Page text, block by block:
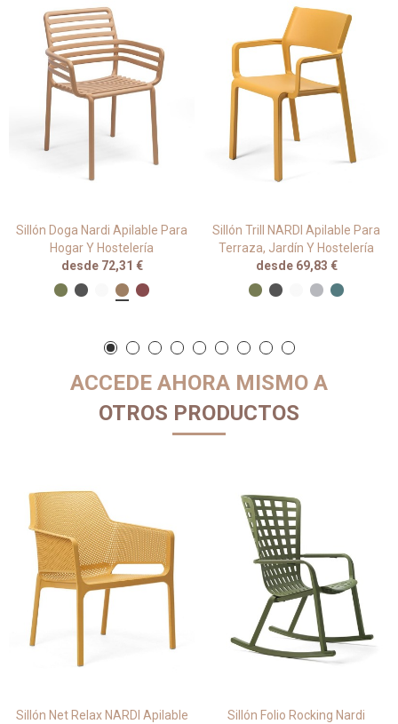
Sillón Doga Nardi Apilable Para
Hogar Y Hostelería
desde 72,31 €
Sillón Trill NARDI Apilable Para
Terraza, Jardín Y Hostelería
desde 69,83 €
ACCEDE AHORA MISMO A
OTROS PRODUCTOS
Sillón Net Relax NARDI Apilable
Sillón Folio Rocking Nardi